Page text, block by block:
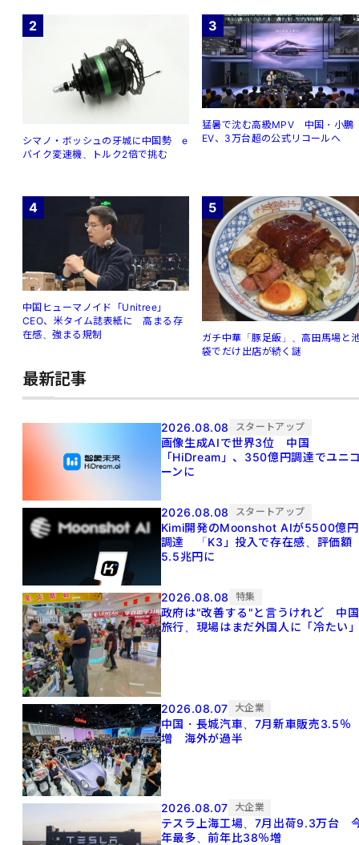
2
シマノ・ボッシュの牙城に中国勢 e
バイク変速機、トルク2倍で挑む
3
猛暑で沈む高級MPV 中国・小鵬
EV、3万台超の公式リコールへ
4
中国ヒューマノイド「Unitree」
CEO、米タイム誌表紙に 高まる存
在感、強まる規制
5
ガチ中華「豚足飯」、高田馬場と
袋でだけ出店が続く謎
最新記事
2026.08.08 スタートアップ
画像生成AIで世界3位 中国
「HiDream」、350億円調達でユニ
ーンに
2026.08.08 スタートアップ
Kimi開発のMoonshot AIが5500億円
調達 「K3」投入で存在感、評価額
5.5兆円に
2026.08.08 特集
政府は"改善する"と言うけれど 中国
旅行、現場はまだ外国人に「冷たい
2026.08.07 大企業
中国・長城汽車、7月新車販売3.5％
増 海外が過半
2026.08.07 大企業
テスラ上海工場、7月出荷9.3万台
年最多、前年比38％増